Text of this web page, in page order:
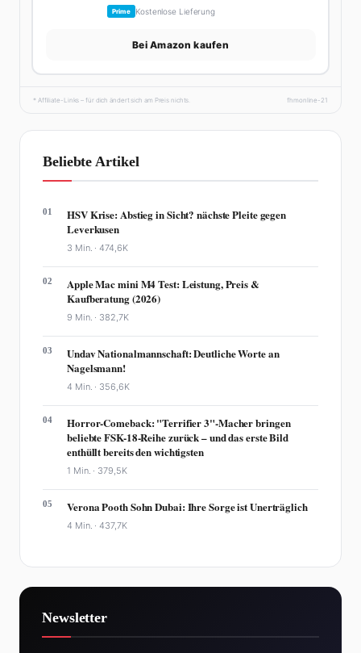
Prime Kostenlose Lieferung
Bei Amazon kaufen
* Affiliate-Links – für dich ändert sich am Preis nichts. fhmonline-21
Beliebte Artikel
01
HSV Krise: Abstieg in Sicht? nächste Pleite gegen
Leverkusen
3 Min. ·474,6K
02
Apple Mac mini M4 Test: Leistung, Preis &
Kaufberatung (2026)
9 Min. · 382,7K
03
Undav Nationalmannschaft: Deutliche Worte an
Nagelsmann!
4 Min. · 356,6K
04
Horror-Comeback: "Terrifier 3"-Macher bringen
beliebte FSK-18-Reihe zurück – und das erste Bild
enthüllt bereits den wichtigsten
1 Min. · 379,5K
05 Verona Pooth Sohn Dubai: Ihre Sorge ist Unerträglich
4 Min. ·437,7K
Newsletter